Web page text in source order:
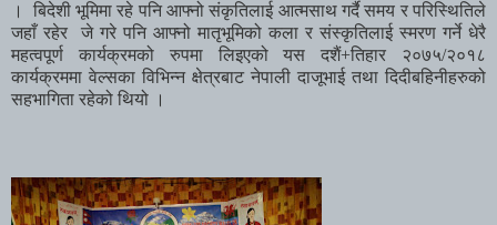
।
बिदेशी भूमिमा रहे पनि आफ्नो संकृतिलाई आत्मसाथ गर्दै समय र परिस्थितिले
जहाँ रहेर जे गरे पनि आफ्नो मातृभूमिको कला र संस्कृतिलाई स्मरण गर्ने धेरै
महत्वपूर्ण
कार्यक्रमको रुपमा लिइएको यस दशैं+तिहार २०७५/२०१८
कार्यक्रममा वेल्सका विभिन्न क्षेत्रबाट नेपाली दाजूभाई तथा दिदीबहिनीहरुको
सहभागिता रहेको थियो ।